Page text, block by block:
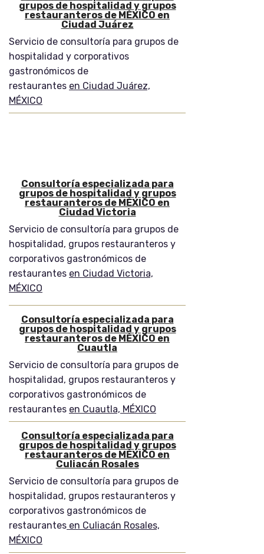
grupos de hospitalidad y grupos
restauranteros de MÉXICO en
Ciudad Juárez
Servicio de consultoría para grupos de
hospitalidad y corporativos
gastronómicos de
restaurantes en Ciudad Juárez,
MÉXICO
Consultoría especializada para
grupos de hospitalidad y grupos
restauranteros de MÉXICO en
Ciudad Victoria
Servicio de consultoría para grupos de
hospitalidad, grupos restauranteros y
corporativos gastronómicos de
restaurantes en Ciudad Victoria,
MÉXICO
Consultoría especializada para
grupos de hospitalidad y grupos
restauranteros de MÉXICO en
Cuautla
Servicio de consultoría para grupos de
hospitalidad, grupos restauranteros y
corporativos gastronómicos de
restaurantes en Cuautla, MÉXICO
Consultoría especializada para
grupos de hospitalidad y grupos
restauranteros de MÉXICO en
Culiacán Rosales
Servicio de consultoría para grupos de
hospitalidad, grupos restauranteros y
corporativos gastronómicos de
restaurantes en Culiacán Rosales,
MÉXICO